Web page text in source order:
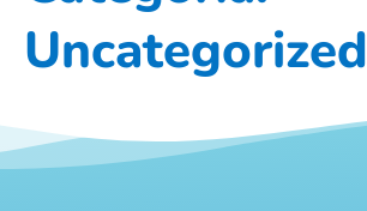
Uncategorized